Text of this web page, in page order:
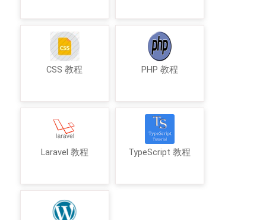
CSS 教程 PHP 教程
Laravel 教程 TypeScript 教程